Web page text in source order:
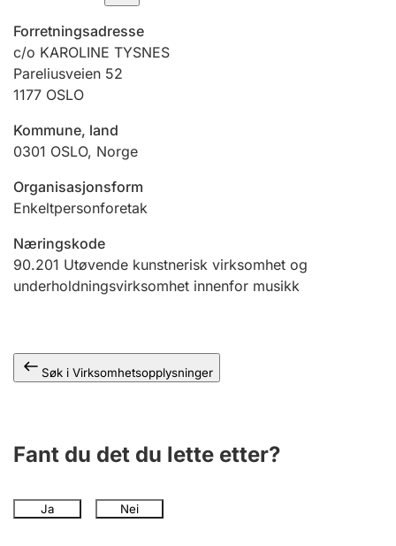
Jeger
Betaling og jegeravgiftskort
Ektepaktveileder
Offentlig sektor
Andre tema
Forretningsadresse
c/o KAROLINE TYSNES
Pareliusveien 52
1177 OSLO
Kommune, land
0301 OSLO, Norge
Organisasjonsform
Enkeltpersonforetak
Næringskode
90.201 Utøvende kunstnerisk virksomhet og
underholdningsvirksomhet innenfor musikk
Søk i Virksomhetsopplysninger
Fant du det du lette etter?
Ja Nei